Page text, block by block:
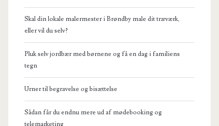
Skal din lokale malermester i Brøndby male dit træværk,
eller vil du selv?
Pluk selv jordbær med børnene og få en dag i familiens
tegn
Urner til begravelse og bisættelse
Sådan får du endnu mere ud af mødebooking og
telemarketing